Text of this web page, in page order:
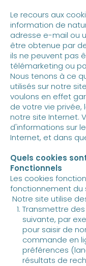
Le recours aux
information de
adresse e-mail ou
être obtenue par
ils ne peuvent pas
télémarketing ou
Nous tenons à ce
utilisés sur notre
voulons en effet
de votre vie
notre site Internet.
d'informations sur
Internet, et dans
Quels cookies
Fonctionnels
Les cookies
fonctionnement du
Notre site utilise
Transmettre
suivante, par
pour saisir de
commande en
préférences
résultats de